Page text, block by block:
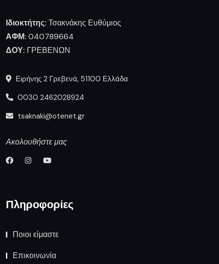
Ιδιοκτήτης: Τσακνάκης Ευθύμιος
ΑΦΜ: 040789664
ΔΟΥ: ΓΡΕΒΕΝΩΝ
Ειρήνης 2 Γρεβενά, 51100 Ελλάδα
0030 2462028924
tsaknaki@otenet.gr
Ακολουθήστε μας
Πληροφορίες
Ποιοι είμαστε
Επικοινωνία